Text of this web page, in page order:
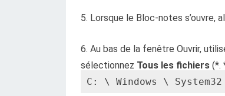
5. Lorsque le Bloc-notes s’ouvre,
6. Au bas de la fenêtre Ouvrir,
sélectionnez Tous les fichiers (*.
C: \ Windows \